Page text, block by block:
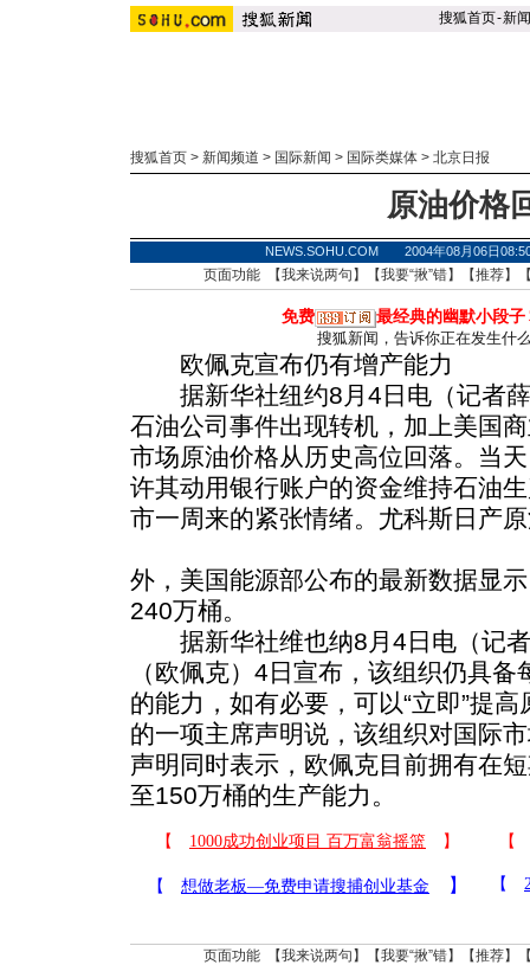
搜狐首页-新闻
搜狐首页 > 新闻频道 > 国际新闻 > 国际类媒体 > 北京日报
原油价格
NEWS.SOHU.COM 2004年08月06日
页面功能 【我来说两句 】【我要“揪”错】【推荐】
免费 最经典的幽默小段子
搜狐新闻，告诉你正在发生什
欧佩克宣布仍有增产能力
据新华社纽约8月4日电（记者薛
石油公司事件出现转机，加上美国
市场原油价格从历史高位回落。当
许其动用银行账户的资金维持石油
市一周来的紧张情绪。尤科斯日产原
外，美国能源部公布的最新数据显
240万桶。
据新华社维也纳8月4日电（记者
（欧佩克）4日宣布，该组织仍具
的能力，如有必要，可以“立即”提
的一项主席声明说，该组织对国际
声明同时表示，欧佩克目前拥有在
至150万桶的生产能力。
页面功能 【我来说两句 】【我要“揪”错】【推荐】